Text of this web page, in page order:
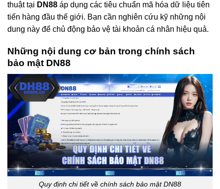
thuật tại DN88 áp dụng các tiêu chuẩn mã hóa dữ liệu tiên
tiến hàng đầu thế giới. Bạn cần nghiên cứu kỹ những nội
dung này để chủ động bảo vệ tài khoản cá nhân hiệu quả.
Những nội dung cơ bản trong chính sách
bảo mật DN88
Quy định chi tiết về chính sách bảo mật DN88